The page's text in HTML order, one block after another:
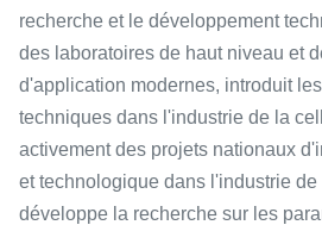
recherche et le développement
des laboratoires de haut niveau et
d'application modernes, introduit
techniques dans l'industrie de la
activement des projets nationaux
et technologique dans l'industrie
développe la recherche sur les